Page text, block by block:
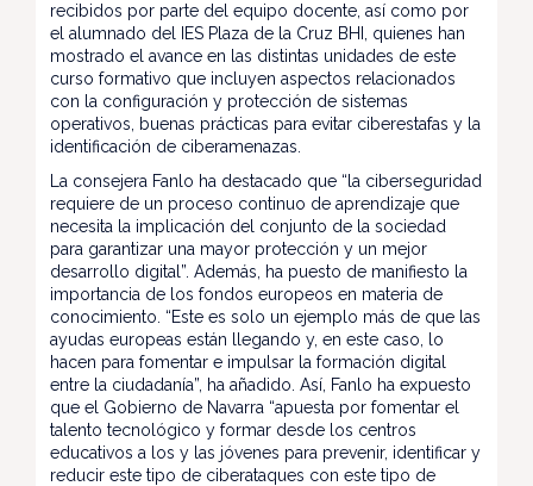
recibidos por parte del equipo docente, así como por
el alumnado del IES Plaza de la Cruz BHI, quienes han
mostrado el avance en las distintas unidades de este
curso formativo que incluyen aspectos relacionados
con la configuración y protección de sistemas
operativos, buenas prácticas para evitar ciberestafas y la
identificación de ciberamenazas.
La consejera Fanlo ha destacado que “la ciberseguridad
requiere de un proceso continuo de aprendizaje que
necesita la implicación del conjunto de la sociedad
para garantizar una mayor protección y un mejor
desarrollo digital”. Además, ha puesto de manifiesto la
importancia de los fondos europeos en materia de
conocimiento. “Este es solo un ejemplo más de que las
ayudas europeas están llegando y, en este caso, lo
hacen para fomentar e impulsar la formación digital
entre la ciudadanía”, ha añadido. Así, Fanlo ha expuesto
que el Gobierno de Navarra “apuesta por fomentar el
talento tecnológico y formar desde los centros
educativos a los y las jóvenes para prevenir, identificar y
reducir este tipo de ciberataques con este tipo de